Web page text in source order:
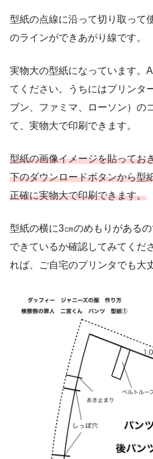
型紙の点線に沿って切り取って
のラインができあがり線です。
実物大の型紙になっています。
てください。うちにはプリンタ
ブン、ファミマ、ローソン）の
て、実物大で印刷できます。
型紙の画像イメージを貼ってお
下のダウンロードボタンから型
正確に実物大で印刷できます。
型紙の横に3㎝のめもりがある
できているか確認してみてくだ
れば、ご自宅のプリンタでも大